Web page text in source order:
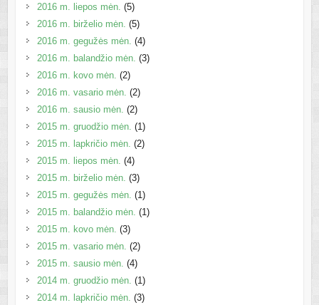
2016 m. liepos mėn. (5)
2016 m. birželio mėn. (5)
2016 m. gegužės mėn. (4)
2016 m. balandžio mėn. (3)
2016 m. kovo mėn. (2)
2016 m. vasario mėn. (2)
2016 m. sausio mėn. (2)
2015 m. gruodžio mėn. (1)
2015 m. lapkričio mėn. (2)
2015 m. liepos mėn. (4)
2015 m. birželio mėn. (3)
2015 m. gegužės mėn. (1)
2015 m. balandžio mėn. (1)
2015 m. kovo mėn. (3)
2015 m. vasario mėn. (2)
2015 m. sausio mėn. (4)
2014 m. gruodžio mėn. (1)
2014 m. lapkričio mėn. (3)